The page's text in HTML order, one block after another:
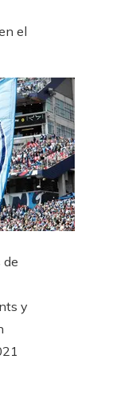
el
de
y